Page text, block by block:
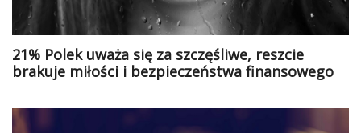
21% Polek uważa się za szczęśliwe, reszcie
brakuje miłości i bezpieczeństwa finansowego